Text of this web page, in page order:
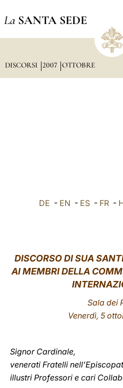
La SANTA SEDE
DISCORSI 2007 OTTOBRE
DE - EN - ES- FR-
DISCORSO DI SUA
AI MEMBRI DELLA
Sala dei
Venerdì, 5
Signor Cardinale,
venerati Fratelli
illustri Professori e cari